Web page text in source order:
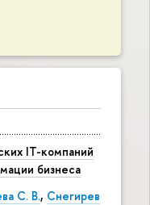
IT-компаний
бизнеса
С. В., Снегирев